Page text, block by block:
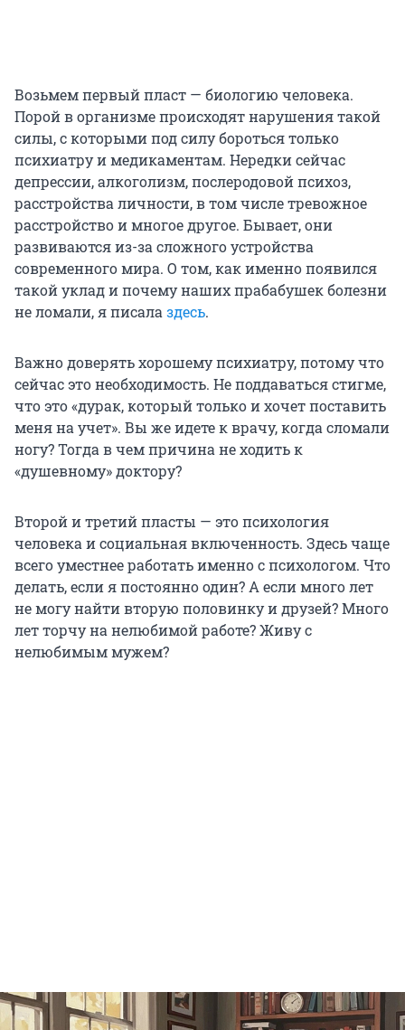
Возьмем первый пласт — биологию человека.
Порой в организме происходят нарушения такой
силы, с которыми под силу бороться только
психиатру и медикаментам. Нередки сейчас
депрессии, алкоголизм, послеродовой психоз,
расстройства личности, в том числе тревожное
расстройство и многое другое. Бывает, они
развиваются из-за сложного устройства
современного мира. О том, как именно появился
такой уклад и почему наших прабабушек болезни
не ломали, я писалаздесь.
Важно доверять хорошему психиатру, потому что
сейчас это необходимость. Не поддаваться стигме,
что это «дурак, который только и хочет поставить
меня на учет». Вы же идете к врачу, когда сломали
ногу? Тогда в чем причина не ходить к
«душевному» доктору?
Второй и третий пласты — это психология
человека и социальная включенность. Здесь чаще
всего уместнее работать именно с психологом. Что
делать, если я постоянно один? А если много лет
не могу найти вторую половинку и друзей? Много
лет торчу на нелюбимой работе? Живу с
нелюбимым мужем?